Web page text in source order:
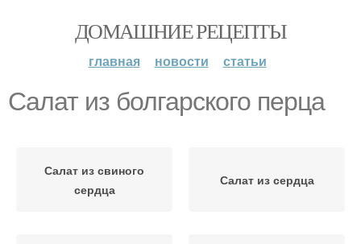
ДОМАШНИЕ РЕЦЕПТЫ
главная новости статьи
Салат из болгарского перца
Салат из свиного
сердца
Салат из сердца